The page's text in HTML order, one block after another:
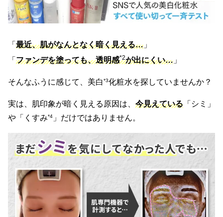
「 最近、肌がなんとなく暗く見える… 」
「 ファンデを塗っても、透明感*2が出にくい… 」
そんなふうに感じて、美白*3化粧水を探していませんか？
実は、肌印象が暗く見える原因は、 今見えている 「シミ」
や「くすみ*4 」だけではありません。